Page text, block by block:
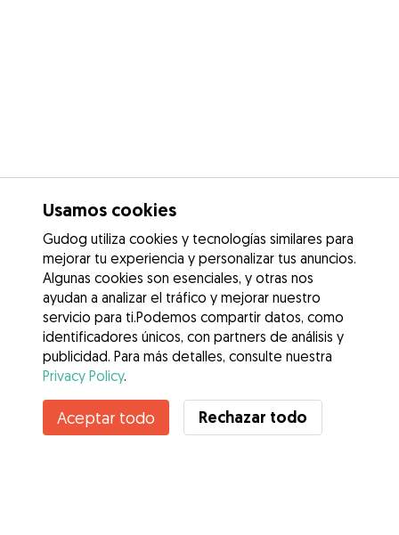
¿Conoces los Beneficios de Gudog? Ver más
Usamos cookies
Gudog utiliza cookies y tecnologías similares para
mejorar tu experiencia y personalizar tus anuncios.
Algunas cookies son esenciales, y otras nos
ayudan a analizar el tráfico y mejorar nuestro
servicio para ti.Podemos compartir datos, como
identificadores únicos, con partners de análisis y
publicidad. Para más detalles, consulte nuestra
Privacy Policy.
Aceptar todo Rechazar todo